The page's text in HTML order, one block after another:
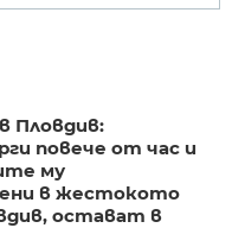
Пловдив:
повече от час и
му
в жестокото
остават в